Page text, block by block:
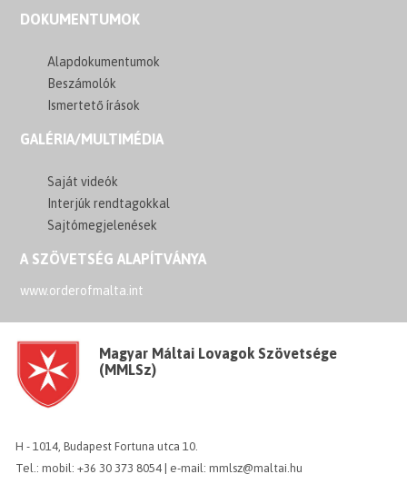
DOKUMENTUMOK
Alapdokumentumok
Beszámolók
Ismertető írások
GALÉRIA/MULTIMÉDIA
Saját videók
Interjúk rendtagokkal
Sajtómegjelenések
A SZÖVETSÉG ALAPÍTVÁNYA
www.orderofmalta.int
Magyar Máltai Lovagok Szövetsége
(MMLSz)
H - 1014, Budapest Fortuna utca 10.
Tel.: mobil: +36 30 373 8054 | e-mail: mmlsz@maltai.hu